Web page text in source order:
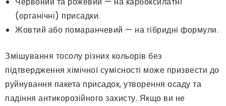
(органічні) присадки.
Жовтий або помаранчевий — на гібридні формули.
Змішування тосолу різних кольорів без
підтвердження хімічної сумісності може призвести до
руйнування пакета присадок, утворення осаду та
падіння антикорозійного захисту. Якщо ви не